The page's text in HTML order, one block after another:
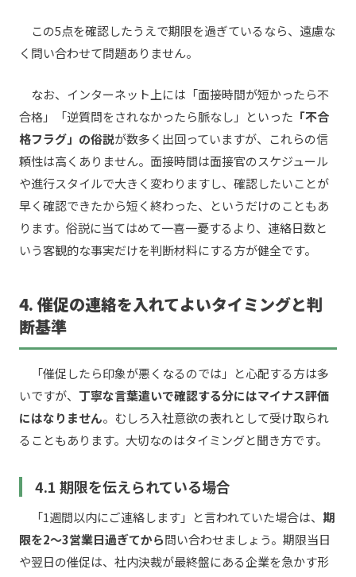
この5点を確認したうえで期限を過ぎているなら、遠慮な
く問い合わせて問題ありません。
なお、インターネット上には「面接時間が短かったら不
合格」「逆質問をされなかったら脈なし」といった 「不合
格フラグ」の俗説が数多く出回っていますが、これらの信
頼性は高くありません。面接時間は面接官のスケジュール
や進行スタイルで大きく変わりますし、確認したいことが
早く確認できたから短く終わった、というだけのこともあ
ります。俗説に当てはめて一喜一憂するより、連絡日数と
いう客観的な事実だけを判断材料にする方が健全です。
4. 催促の連絡を入れてよいタイミングと判
断基準
「催促したら印象が悪くなるのでは」と心配する方は多
いですが、 丁寧な言葉遣いで確認する分にはマイナス評価
にはなりません。むしろ入社意欲の表れとして受け取られ
ることもあります。大切なのはタイミングと聞き方です。
4.1 期限を伝えられている場合
「1週間以内にご連絡します」と言われていた場合は、 期
限を2〜3営業日過ぎてから問い合わせましょう。期限当日
や翌日の催促は、社内決裁が最終盤にある企業を急かす形